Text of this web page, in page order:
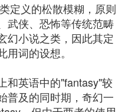
定义的松散模糊，原则
武侠、恐怖等传统范畴
幻小说之类，因此其定
词的设想。
和英语中的"fantasy"较
普及的同时期，奇幻一